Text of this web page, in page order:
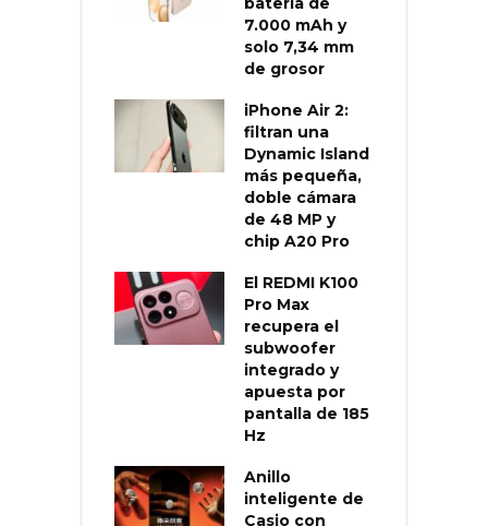
7.000 mAh y
solo 7,34 mm
de grosor
iPhone Air 2:
filtran una
Dynamic Island
más pequeña,
doble cámara
de 48 MP y
chip A20 Pro
El REDMI K100
Pro Max
recupera el
subwoofer
integrado y
apuesta por
pantalla de 185
Hz
Anillo
inteligente de
Casio con